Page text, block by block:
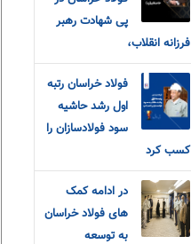
پی شهادت رهبر
فرزانه انقلاب،
فولاد خراسان رتبه
اول رشد حاشیه
سود فولادسازان را
کسب کرد
در ادامه کمک
های فولاد خراسان
به توسعه